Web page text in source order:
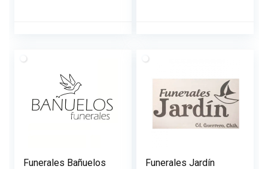
Funerales Bañuelos Funerales Jardín